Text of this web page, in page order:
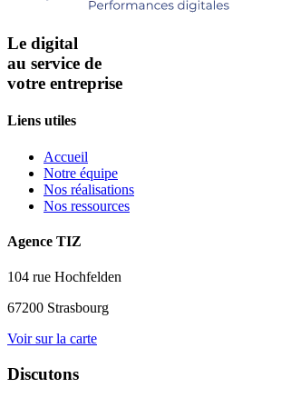
Le digital
au service de
votre entreprise
Liens utiles
Accueil
Notre équipe
Nos réalisations
Nos ressources
Agence TIZ
104 rue Hochfelden
67200 Strasbourg
Voir sur la carte
Discutons